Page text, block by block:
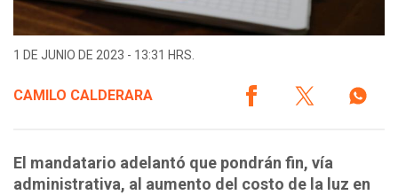
1 DE JUNIO DE 2023 - 13:31 HRS.
CAMILO CALDERARA
El mandatario adelantó que pondrán fin, vía
administrativa, al aumento del costo de la luz en